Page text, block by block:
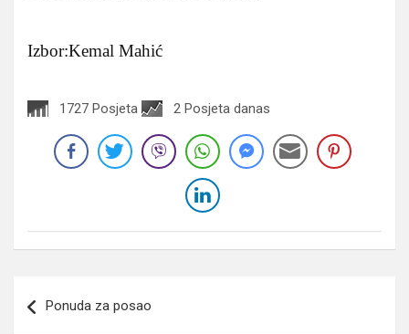
Izbor:Kemal Mahić
1727 Posjeta 2 Posjeta danas
članaka
Ponuda za posao